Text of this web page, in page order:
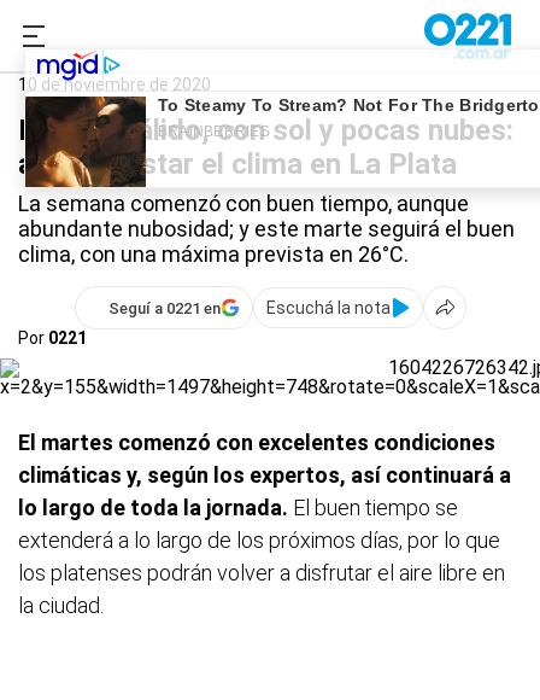
0221.com.ar
10 de noviembre de 2020
Martes cálido, con sol y pocas nubes:
así va a estar el clima en La Plata
La semana comenzó con buen tiempo, aunque
abundante nubosidad; y este marte seguirá el buen
clima, con una máxima prevista en 26°C.
Seguí a 0221 en
Escuchá la nota
Por 0221
El martes comenzó con excelentes condiciones
climáticas y, según los expertos, así continuará a
lo largo de toda la jornada. El buen tiempo se
extenderá a lo largo de los próximos días, por lo que
los platenses podrán volver a disfrutar el aire libre en
la ciudad.